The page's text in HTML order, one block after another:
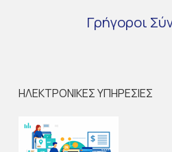
Γρήγοροι
ΗΛΕΚΤΡΟΝΙΚΕΣ ΥΠΗΡΕΣΙΕΣ